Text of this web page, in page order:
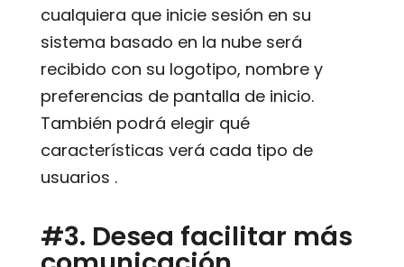
cualquiera que inicie sesión en su
sistema basado en la nube será
recibido con su logotipo, nombre y
preferencias de pantalla de inicio.
También podrá elegir qué
características verá cada tipo de
usuarios .
#3. Desea facilitar más